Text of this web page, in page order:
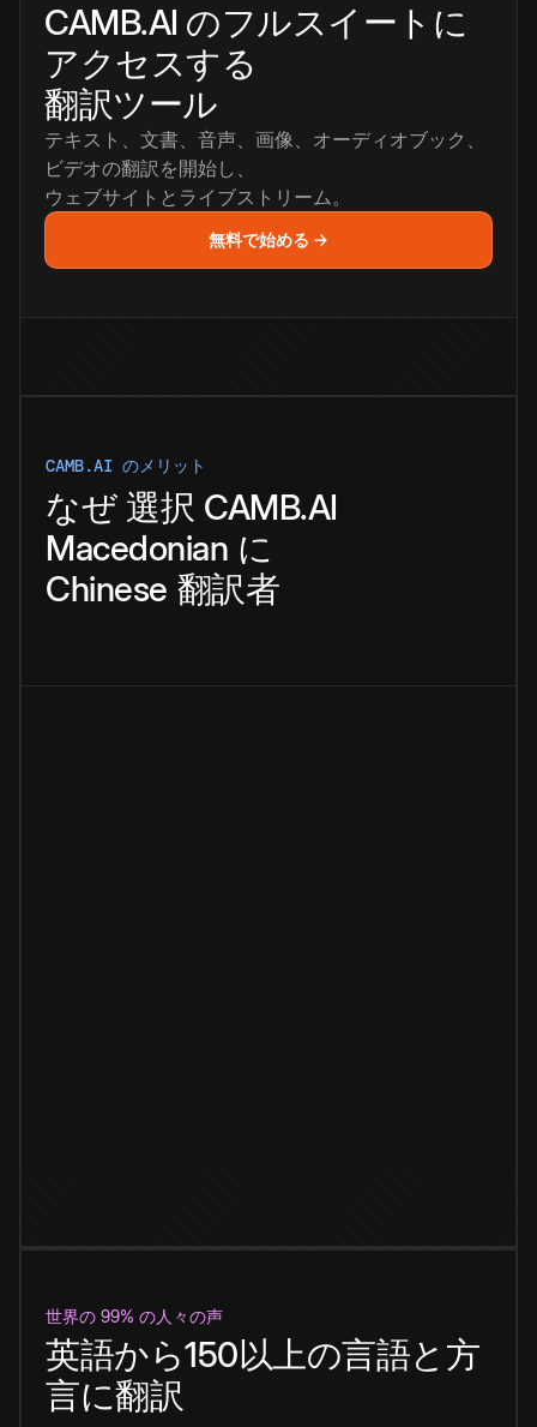
CAMB.AI のフルスイートに
アクセスする
翻訳ツール
テキスト、文書、音声、画像、オーディオブック、
ビデオの翻訳を開始し、
ウェブサイトとライブストリーム。
無料で始める →
CAMB.AI のメリット
なぜ 選択 CAMB.AI
Macedonian に
Chinese 翻訳者
世界の 99% の人々の声
英語から150以上の言語と方
言に翻訳